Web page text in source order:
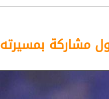
مشاركة بمسيرته